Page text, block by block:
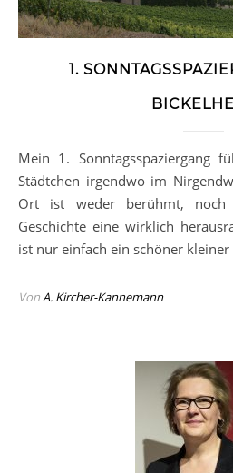
1.
Mein 1. Sonntagsspaziergang führt mich in ein kleines
Städtchen irgendwo im
Ort ist weder berühmt,
Geschichte eine wirklich
ist nur einfach ein schöner
VonA. Kircher-Kannemann